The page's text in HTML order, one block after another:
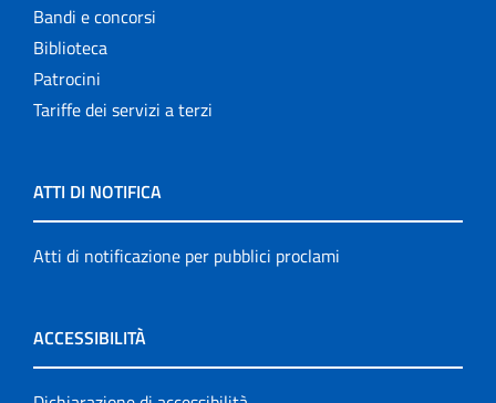
Bandi e concorsi
Biblioteca
Patrocini
Tariffe dei servizi a terzi
ATTI DI NOTIFICA
Atti di notificazione per pubblici proclami
ACCESSIBILITÀ